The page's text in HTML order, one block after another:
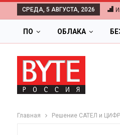
СРЕДА, 5 АВГУСТА, 2026
ПО ОБЛАКА
Главная Решение САТЕЛ и